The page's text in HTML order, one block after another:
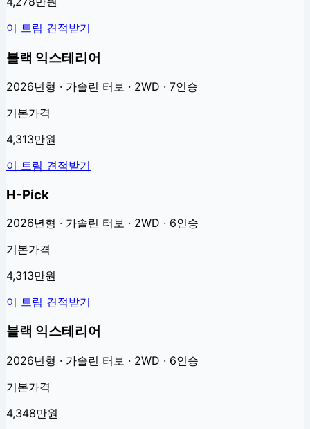
이 트림 견적받기
블랙 익스테리어
2026년형 · 가솔린 터보 · 2WD · 7인승
기본가격
4,313만원
이 트림 견적받기
H-Pick
2026년형 · 가솔린 터보 · 2WD · 6인승
기본가격
4,313만원
이 트림 견적받기
블랙 익스테리어
2026년형 · 가솔린 터보 · 2WD · 6인승
기본가격
4,348만원